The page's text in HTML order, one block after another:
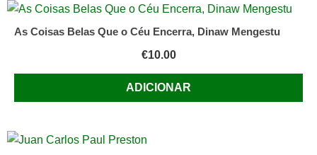
As Coisas Belas Que o Céu Encerra, Dinaw Mengestu
€10.00
ADICIONAR